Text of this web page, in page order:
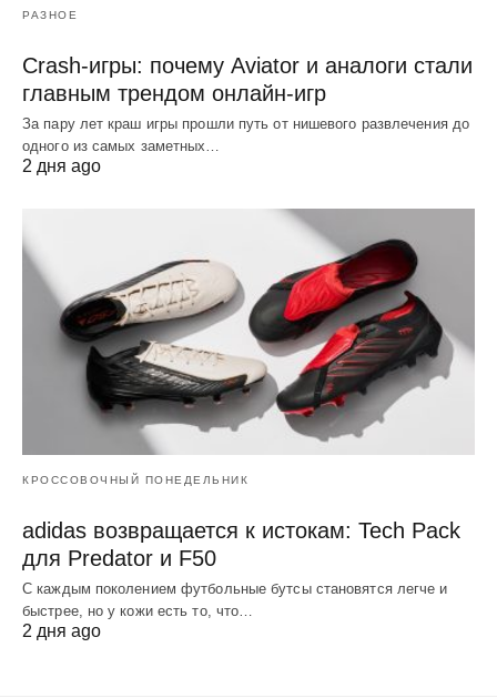
РАЗНОЕ
Crash-игры: почему Aviator и аналоги стали
главным трендом онлайн-игр
За пару лет краш игры прошли путь от нишевого развлечения до
одного из самых заметных…
2 дня ago
КРОССОВОЧНЫЙ ПОНЕДЕЛЬНИК
adidas возвращается к истокам: Tech Pack
для Predator и F50
С каждым поколением футбольные бутсы становятся легче и
быстрее, но у кожи есть то, что…
2 дня ago